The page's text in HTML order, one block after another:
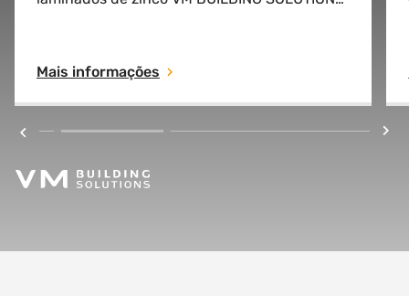
Mais informações